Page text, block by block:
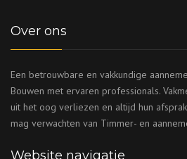
Over ons
Een betrouwbare en vakkundige
Bouwen met ervaren professionals.
uit het oog verliezen en altijd hun
mag verwachten van Timmer- en
Website navigatie